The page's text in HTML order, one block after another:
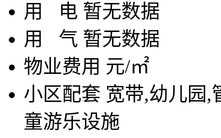
用
电 暂无数据
用 气 暂无数据
物业费用 元/㎡
小区配套 宽带,幼儿园,
童游乐设施